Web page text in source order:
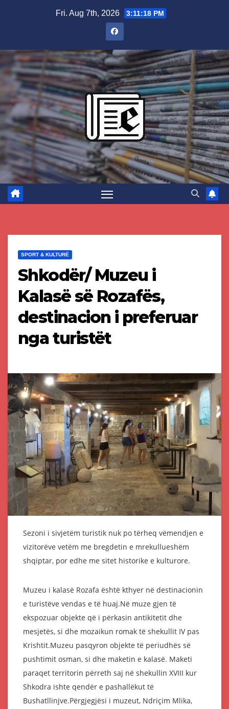
Fri. Aug 7th, 2026 3:11:19 PM
SPORT & KULTURË
Shkodër/ Muzeu i
Kalasë së Rozafës,
destinacion i preferuar
nga turistët
Sezoni i sivjetëm turistik nuk po tërheq vëmendjen e
vizitorëve vetëm me bregdetin e mrekullueshëm
shqiptar, por edhe me sitet historike e kulturore.
Muzeu i kalasë Rozafa është kthyer në destinacionin
e turistëve vendas e të huaj.Në muze gjen të
ekspozuar objekte që i përkasin antikitetit dhe
mesjetës, si dhe mozaikun romak të shekullit IV pas
Krishtit.Muzeu pasqyron objekte të periudhës së
pushtimit osman, si dhe maketin e kalasë. Maketi
paraqet territorin përreth saj në shekullin XVIII kur
Shkodra ishte qendër e pashallëkut të
Bushatllinjve.Përgjegjësi i muzeut, Ndriçim Mlika,